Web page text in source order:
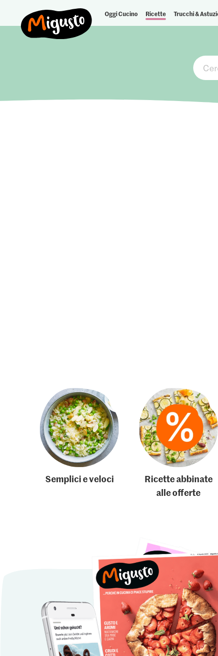
Oggi Cucino Ricette Trucchi &
Semplici e veloci
Ricette abbinate
alle offerte